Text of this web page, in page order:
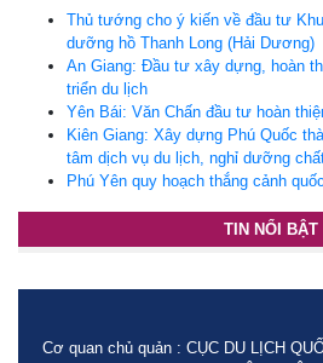
Thủ tướng cho ý kiến về đầu tư
dưỡng hồ Thanh Long (Hải Dương)
An Giang: Đầu tư xây dựng, hoàn
triển du lịch
Yên Bái: Văn Chấn đầu tư hoàn
Kiên Giang: Xây dựng Phú Quốc
tâm dịch vụ du lịch, nghỉ dưỡng
Phú Yên quy hoạch thắng cảnh
TIN NỔI BẬT
Cơ quan chủ quản : CỤC DU LỊCH